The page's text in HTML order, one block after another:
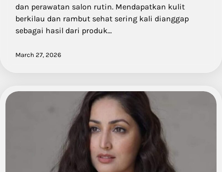
dan perawatan salon rutin. Mendapatkan kulit
berkilau dan rambut sehat sering kali dianggap
sebagai hasil dari produk…
March 27, 2026